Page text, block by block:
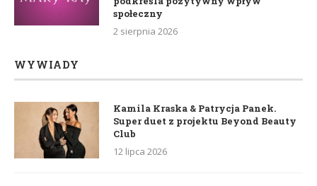
społeczny
2 sierpnia 2026
WYWIADY
Kamila Kraska & Patrycja Panek.
Super duet z projektu Beyond Beauty
Club
12 lipca 2026